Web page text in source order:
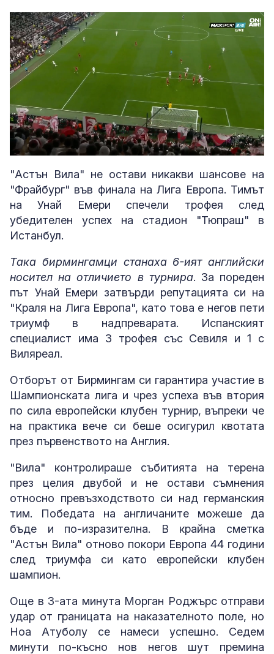
Unmute Loaded:
100.00%
"Астън Вила" не остави никакви шансове на
"Фрайбург" във финала на Лига Европа. Тимът
на Унай Емери спечели трофея след
убедителен успех на стадион "Тюпраш" в
Истанбул.
Така бирмингамци станаха 6-ият английски
носител на отличието в турнира. За пореден
път Унай Емери затвърди репутацията си на
"Краля на Лига Европа", като това е негов пети
триумф в надпреварата. Испанският
специалист има 3 трофея със Севиля и 1 с
Виляреал.
Отборът от Бирмингам си гарантира участие в
Шампионската лига и чрез успеха във втория
по сила европейски клубен турнир, въпреки че
на практика вече си беше осигурил квотата
през първенството на Англия.
"Вила" контролираше събитията на терена
през целия двубой и не остави съмнения
относно превъзходството си над германския
тим. Победата на англичаните можеше да
бъде и по-изразителна. В крайна сметка
"Астън Вила" отново покори Европа 44 години
след триумфа си като европейски клубен
шампион.
Още в 3-ата минута Морган Роджърс отправи
удар от границата на наказателното поле, но
Ноа Атуболу се намеси успешно. Седем
минути по-късно нов негов шут премина